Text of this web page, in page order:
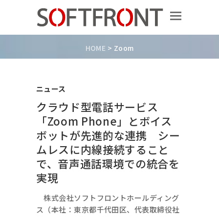
HOME > Zoom
ニュース
クラウド型電話サービス
「Zoom Phone」とボイス
ボットが先進的な連携 シー
ムレスに内線接続すること
で、音声通話環境での統合を
実現
株式会社ソフトフロントホールディング
ス（本社：東京都千代田区、代表取締役社